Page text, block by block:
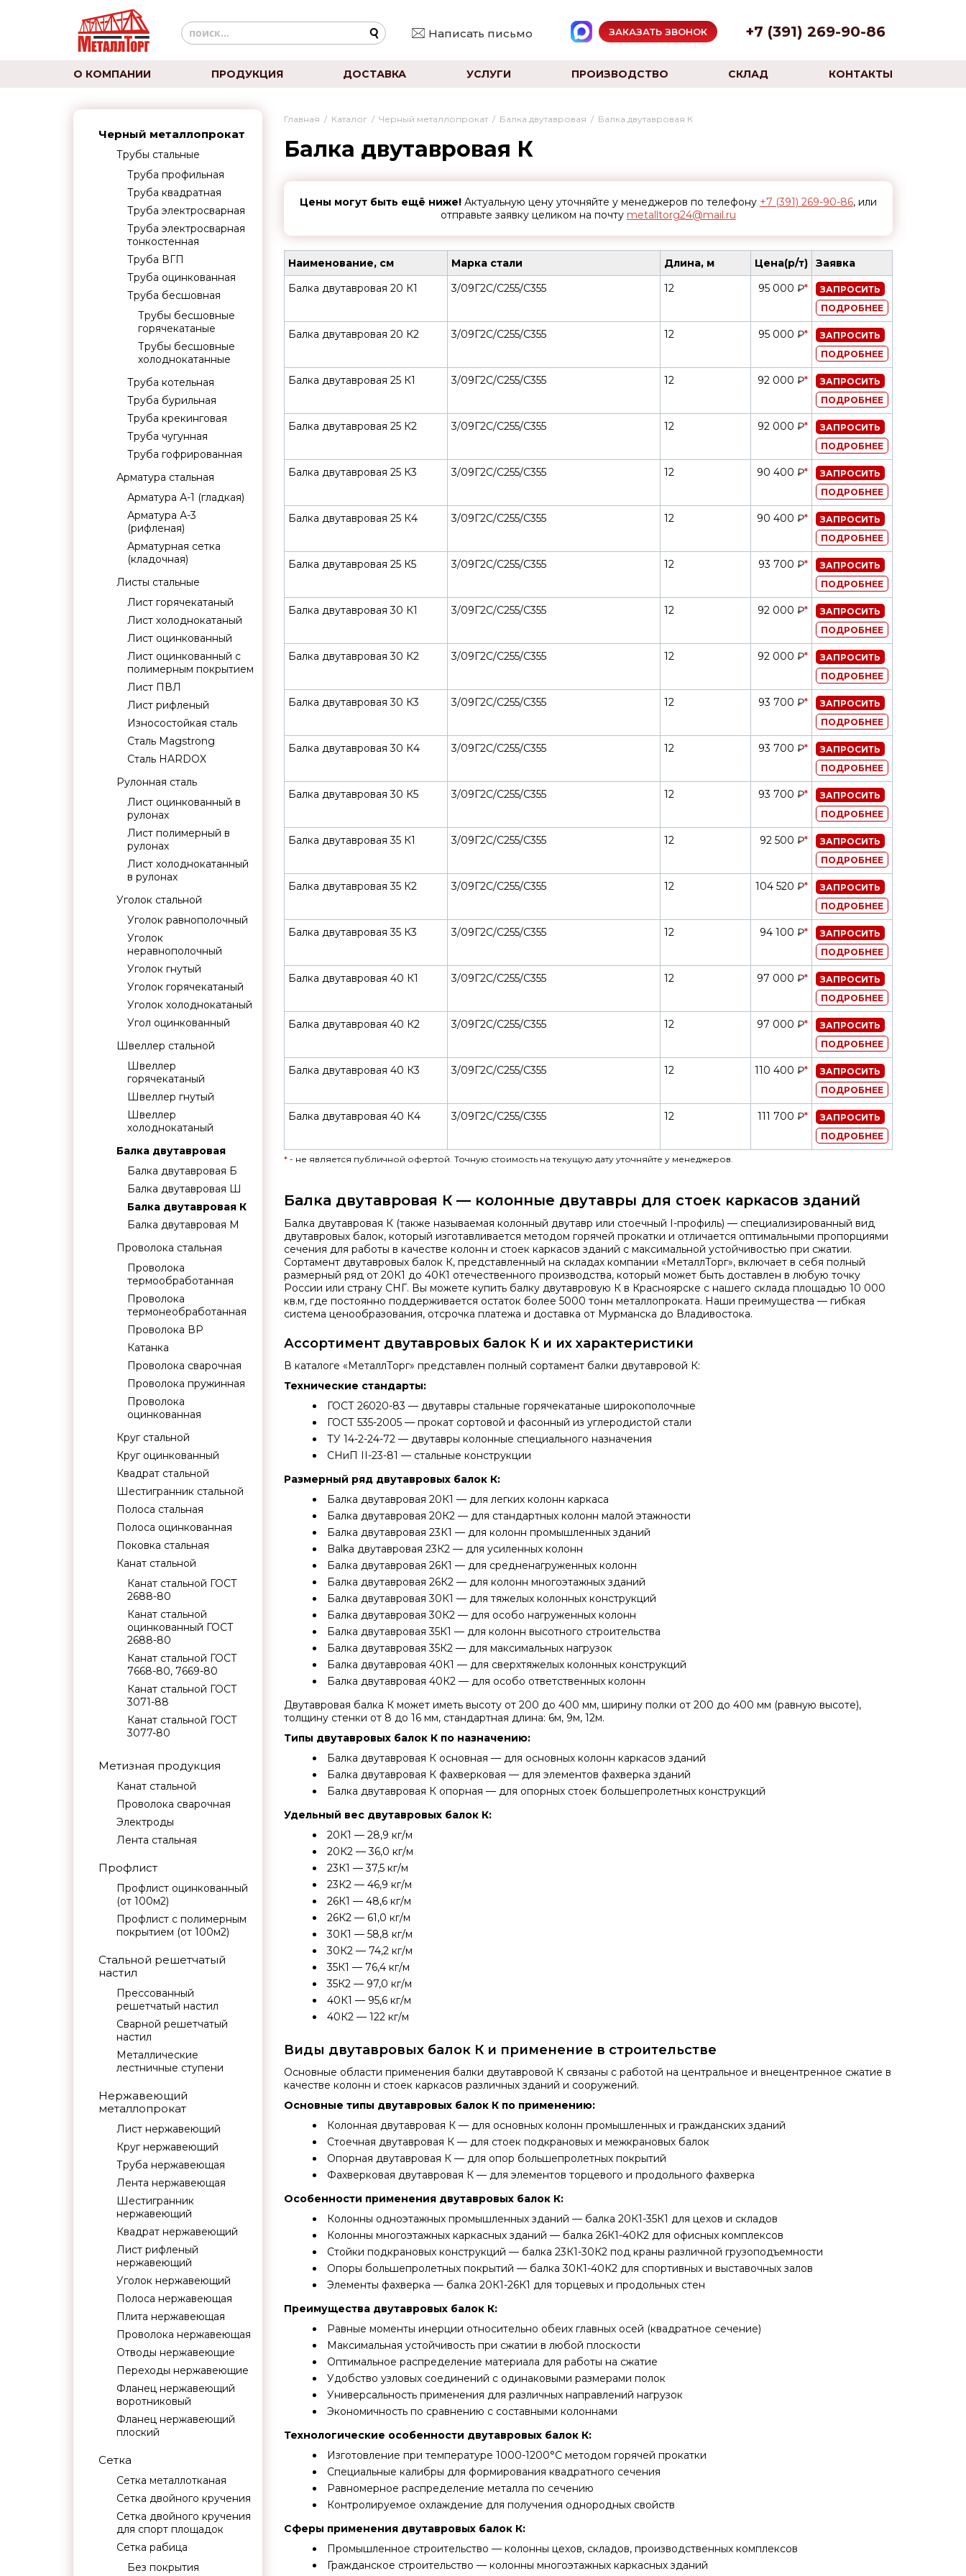
Написать письмо ЗАКАЗАТЬ ЗВОНОК +7 (391) 269-90-86
О КОМПАНИИ ПРОДУКЦИЯ ДОСТАВКА УСЛУГИ ПРОИЗВОДСТВО СКЛАД КОНТАКТЫ
Черный металлопрокат
Трубы стальные
Труба профильная
Труба квадратная
Труба электросварная
Труба электросварная
тонкостенная
Труба ВГП
Труба оцинкованная
Труба бесшовная
Трубы бесшовные
горячекатаные
Трубы бесшовные
холоднокатанные
Труба котельная
Труба бурильная
Труба крекинговая
Труба чугунная
Труба гофрированная
Арматура стальная
Арматура А-1 (гладкая)
Арматура А-3
(рифленая)
Арматурная сетка
(кладочная)
Листы стальные
Лист горячекатаный
Лист холоднокатаный
Лист оцинкованный
Лист оцинкованный с
полимерным покрытием
Лист ПВЛ
Лист рифленый
Износостойкая сталь
Сталь Magstrong
Сталь HARDOX
Рулонная сталь
Лист оцинкованный в
рулонах
Лист полимерный в
рулонах
Лист холоднокатанный
в рулонах
Уголок стальной
Уголок равнополочный
Уголок
неравнополочный
Уголок гнутый
Уголок горячекатаный
Уголок холоднокатаный
Угол оцинкованный
Швеллер стальной
Швеллер
горячекатаный
Швеллер гнутый
Швеллер
холоднокатаный
Балка двутавровая
Балка двутавровая Б
Балка двутавровая Ш
Балка двутавровая К
Балка двутавровая М
Проволока стальная
Проволока
термообработанная
Проволока
термонеобработанная
Проволока ВР
Катанка
Проволока сварочная
Проволока пружинная
Проволока
оцинкованная
Круг стальной
Круг оцинкованный
Квадрат стальной
Шестигранник стальной
Полоса стальная
Полоса оцинкованная
Поковка стальная
Канат стальной
Канат стальной ГОСТ
2688-80
Канат стальной
оцинкованный ГОСТ
2688-80
Канат стальной ГОСТ
7668-80, 7669-80
Канат стальной ГОСТ
3071-88
Канат стальной ГОСТ
3077-80
Метизная продукция
Канат стальной
Проволока сварочная
Электроды
Лента стальная
Профлист
Профлист оцинкованный
(от 100м2)
Профлист с полимерным
покрытием (от 100м2)
Стальной решетчатый
настил
Прессованный
решетчатый настил
Сварной решетчатый
настил
Металлические
лестничные ступени
Нержавеющий
металлопрокат
Лист нержавеющий
Круг нержавеющий
Труба нержавеющая
Лента нержавеющая
Шестигранник
нержавеющий
Квадрат нержавеющий
Лист рифленый
нержавеющий
Уголок нержавеющий
Полоса нержавеющая
Плита нержавеющая
Проволока нержавеющая
Отводы нержавеющие
Переходы нержавеющие
Фланец нержавеющий
воротниковый
Фланец нержавеющий
плоский
Сетка
Сетка металлотканая
Сетка двойного кручения
Сетка двойного кручения
для спорт площадок
Сетка рабица
Без покрытия
Главная / Каталог / Черный металлопрокат / Балка двутавровая / Балка двутавровая К
Балка двутавровая К
Цены могут быть ещё ниже!Актуальную цену уточняйте у менеджеров по телефону +7 (391) 269-90-86, или
отправьте заявку целиком на почту metalltorg24@mail.ru
Наименование, см Марка стали Длина, м Цена(р/т)
Заявка
Балка двутавровая 20 К1
3/09Г2С/С255/С355 12 95 000 ₽*
ЗАПРОСИТЬ
ПОДРОБНЕЕ
Балка двутавровая 20 К2 3/09Г2С/С255/С355 12 95 000 ₽*
ЗАПРОСИТЬ
ПОДРОБНЕЕ
Балка двутавровая 25 К1 3/09Г2С/С255/С355 12 92 000 ₽*
ЗАПРОСИТЬ
ПОДРОБНЕЕ
Балка двутавровая 25 К2 3/09Г2С/С255/С355 12 92 000 ₽*
ЗАПРОСИТЬ
ПОДРОБНЕЕ
Балка двутавровая 25 К3 3/09Г2С/С255/С355 12 90 400 ₽*
ЗАПРОСИТЬ
ПОДРОБНЕЕ
Балка двутавровая 25 К4 3/09Г2С/С255/С355 12 90 400 ₽*
ЗАПРОСИТЬ
ПОДРОБНЕЕ
Балка двутавровая 25 К5 3/09Г2С/С255/С355 12 93 700 ₽*
ЗАПРОСИТЬ
ПОДРОБНЕЕ
Балка двутавровая 30 К1 3/09Г2С/С255/С355 12 92 000 ₽*
ЗАПРОСИТЬ
ПОДРОБНЕЕ
Балка двутавровая 30 К2 3/09Г2С/С255/С355 12 92 000 ₽*
ЗАПРОСИТЬ
ПОДРОБНЕЕ
Балка двутавровая 30 К3 3/09Г2С/С255/С355 12 93 700 ₽*
ЗАПРОСИТЬ
ПОДРОБНЕЕ
Балка двутавровая 30 К4 3/09Г2С/С255/С355 12 93 700 ₽*
ЗАПРОСИТЬ
ПОДРОБНЕЕ
Балка двутавровая 30 К5 3/09Г2С/С255/С355 12 93 700 ₽*
ЗАПРОСИТЬ
ПОДРОБНЕЕ
Балка двутавровая 35 К1 3/09Г2С/С255/С355 12 92 500 ₽*
ЗАПРОСИТЬ
ПОДРОБНЕЕ
Балка двутавровая 35 К2 3/09Г2С/С255/С355 12 104 520 ₽*
ЗАПРОСИТЬ
ПОДРОБНЕЕ
Балка двутавровая 35 К3 3/09Г2С/С255/С355 12 94 100 ₽*
ЗАПРОСИТЬ
ПОДРОБНЕЕ
Балка двутавровая 40 К1 3/09Г2С/С255/С355 12 97 000 ₽*
ЗАПРОСИТЬ
ПОДРОБНЕЕ
Балка двутавровая 40 К2 3/09Г2С/С255/С355 12 97 000 ₽*
ЗАПРОСИТЬ
ПОДРОБНЕЕ
Балка двутавровая 40 К3 3/09Г2С/С255/С355 12 110 400 ₽*
ЗАПРОСИТЬ
ПОДРОБНЕЕ
Балка двутавровая 40 К4 3/09Г2С/С255/С355 12 111 700 ₽*
ЗАПРОСИТЬ
ПОДРОБНЕЕ
*- не является публичной офертой. Точную стоимость на текущую дату уточняйте у менеджеров.
Балка двутавровая К — колонные двутавры для стоек каркасов зданий
Балка двутавровая К (также называемая колонный двутавр или стоечный I-профиль) — специализированный вид
двутавровых балок, который изготавливается методом горячей прокатки и отличается оптимальными пропорциями
сечения для работы в качестве колонн и стоек каркасов зданий с максимальной устойчивостью при сжатии.
Сортамент двутавровых балок К,представленный на складах компании «МеталлТорг», включает в себя полный
размерный ряд от 20К1 до 40К1 отечественного производства, который может быть доставлен в любую точку
России или страну СНГ. Вы можете купить балку двутавровую Кв Красноярске с нашего склада площадью 10 000
кв.м, где постоянно поддерживается остаток более 5000 тонн металлопроката. Наши преимущества — гибкая
система ценообразования, отсрочка платежа и доставка от Мурманска до Владивостока.
Ассортимент двутавровых балок К и их характеристики
В каталоге «МеталлТорг» представлен полный сортамент балки двутавровой К:
Технические стандарты:
ГОСТ 26020-83 — двутавры стальные горячекатаные широкополочные
ГОСТ 535-2005— прокат сортовой и фасонный из углеродистой стали
ТУ 14-2-24-72 — двутавры колонные специального назначения
СНиП II-23-81 — стальные конструкции
Размерный ряд двутавровых балок К:
Балка двутавровая 20К1 — для легких колонн каркаса
Балка двутавровая 20К2 — для стандартных колонн малой этажности
Балка двутавровая 23К1 — для колонн промышленных зданий
Balka двутавровая 23К2 — для усиленных колонн
Балка двутавровая 26К1 — для средненагруженных колонн
Балка двутавровая 26К2 — для колонн многоэтажных зданий
Балка двутавровая 30К1 — для тяжелых колонных конструкций
Балка двутавровая 30К2 — для особо нагруженных колонн
Балка двутавровая 35К1 — для колонн высотного строительства
Балка двутавровая 35К2 — для максимальных нагрузок
Балка двутавровая 40К1 — для сверхтяжелых колонных конструкций
Балка двутавровая 40К2 — для особо ответственных колонн
Двутавровая балка К может иметь высоту от 200 до 400 мм, ширину полки от 200 до 400 мм (равную высоте),
толщину стенки от 8 до 16 мм, стандартная длина: 6м, 9м, 12м.
Типы двутавровых балок К по назначению:
Балка двутавровая К основная — для основных колонн каркасов зданий
Балка двутавровая К фахверковая — для элементов фахверка зданий
Балка двутавровая К опорная — для опорных стоек большепролетных конструкций
Удельный вес двутавровых балок К:
20К1 — 28,9 кг/м
20К2 — 36,0 кг/м
23К1 — 37,5 кг/м
23К2 — 46,9 кг/м
26К1 — 48,6 кг/м
26К2 — 61,0 кг/м
30К1 — 58,8 кг/м
30К2 — 74,2 кг/м
35К1 — 76,4 кг/м
35К2 — 97,0 кг/м
40К1 — 95,6 кг/м
40К2 — 122 кг/м
Виды двутавровых балок К и применение в строительстве
Основные области применения балки двутавровой Ксвязаны с работой на центральное и внецентренное сжатие в
качестве колонн и стоек каркасов различных зданий и сооружений.
Основные типы двутавровых балок К по применению:
Колонная двутавровая К — для основных колонн промышленных и гражданских зданий
Стоечная двутавровая К — для стоек подкрановых и межкрановых балок
Опорная двутавровая К — для опор большепролетных покрытий
Фахверковая двутавровая К — для элементов торцевого и продольного фахверка
Особенности применения двутавровых балок К:
Колонны одноэтажных промышленных зданий — балка 20К1-35К1 для цехов и складов
Колонны многоэтажных каркасных зданий — балка 26К1-40К2 для офисных комплексов
Стойки подкрановых конструкций — балка 23К1-30К2 под краны различной грузоподъемности
Опоры большепролетных покрытий — балка 30К1-40К2 для спортивных и выставочных залов
Элементы фахверка — балка 20К1-26К1 для торцевых и продольных стен
Преимущества двутавровых балок К:
Равные моменты инерции относительно обеих главных осей (квадратное сечение)
Максимальная устойчивость при сжатии в любой плоскости
Оптимальное распределение материала для работы на сжатие
Удобство узловых соединений с одинаковыми размерами полок
Универсальность применения для различных направлений нагрузок
Экономичность по сравнению с составными колоннами
Технологические особенности двутавровых балок К:
Изготовление при температуре 1000-1200°С методом горячей прокатки
Специальные калибры для формирования квадратного сечения
Равномерное распределение металла по сечению
Контролируемое охлаждение для получения однородных свойств
Сферы применения двутавровых балок К:
Промышленное строительство — колонны цехов, складов, производственных комплексов
Гражданское строительство — колонны многоэтажных каркасных зданий